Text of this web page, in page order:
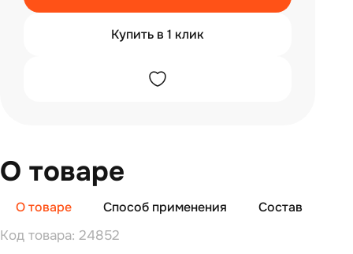
Купить в 1 клик
О товаре
О товаре Способ применения Состав
Код товара: 24852